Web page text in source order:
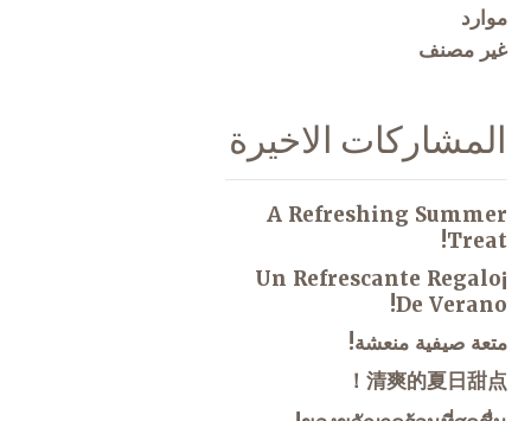
موارد
غير مصنف
المشاركات الاخيرة
A Refreshing Summer
Treat!
¡Un Refrescante Regalo
De Verano!
متعة صيفية منعشة!
清爽的夏日甜点！